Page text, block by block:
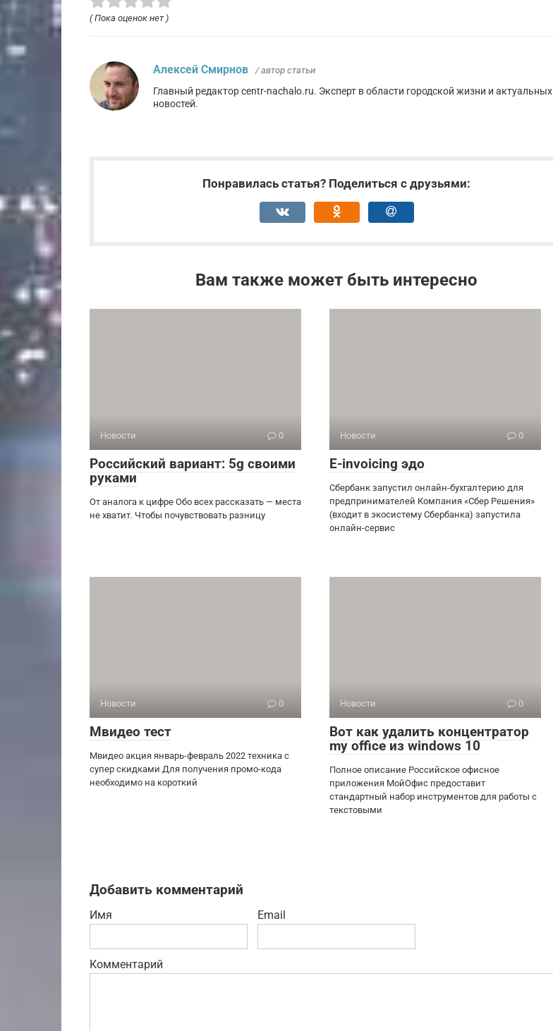
( Пока оценок нет )
Алексей Смирнов / автор статьи
Главный редактор centr-nachalo.ru. Эксперт в области городской жизни и актуальных
новостей.
Понравилась статья? Поделиться с друзьями:
Вам также может быть интересно
Новости 0
Российский вариант: 5g своими
руками
От аналога к цифре Обо всех рассказать — места
не хватит. Чтобы почувствовать разницу
Новости 0
E-invoicing эдо
Сбербанк запустил онлайн-бухгалтерию для
предпринимателей Компания «Сбер Решения»
(входит в экосистему Сбербанка) запустила
онлайн-сервис
Новости 0
Мвидео тест
Мвидео акция январь-февраль 2022 техника с
супер скидками Для получения промо-кода
необходимо на короткий
Новости 0
Вот как удалить концентратор
my office из windows 10
Полное описание Российское офисное
приложения МойОфис предоставит
стандартный набор инструментов для работы с
текстовыми
Добавить комментарий
Имя Email
Комментарий